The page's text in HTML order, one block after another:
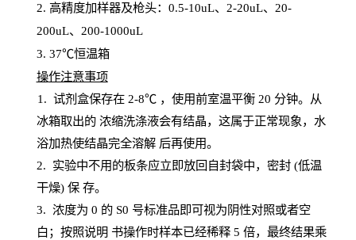
2. 高精度加样器及枪头： 0.5-10uL、 2-20uL、 20-
200uL、 200-1000uL
3. 37℃恒温箱
操作注意事项
1. 试剂盒保存在 2-8℃ ，使用前室温平衡 20 分钟。从
冰箱取出的 浓缩洗涤液会有结晶，这属于正常现象，水
浴加热使结晶完全溶解 后再使用。
2. 实验中不用的板条应立即放回自封袋中，密封(低温
干燥) 保 存。
3. 浓度为 0 的 S0 号标准品即可视为阴性对照或者空
白；按照说明 书操作时样本已经稀释5 倍，最终结果乘